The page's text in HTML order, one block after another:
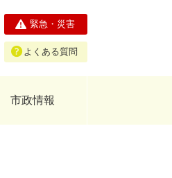
緊急・災害
よくある質問
市政情報